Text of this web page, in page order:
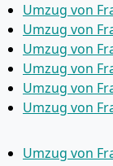
Umzug von
Umzug von
Umzug von
Umzug von
Umzug von
Umzug von
Umzug von